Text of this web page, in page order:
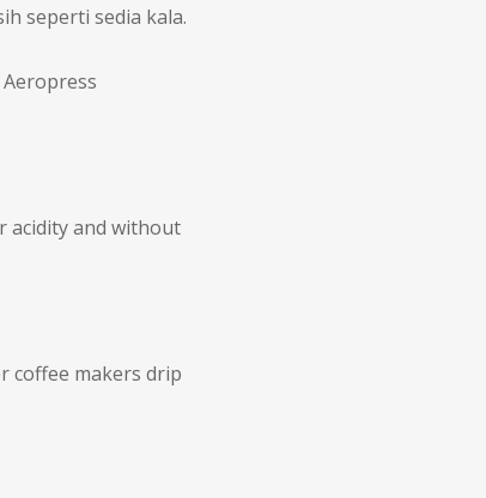
seperti sedia kala.
acidity and without
coffee makers drip